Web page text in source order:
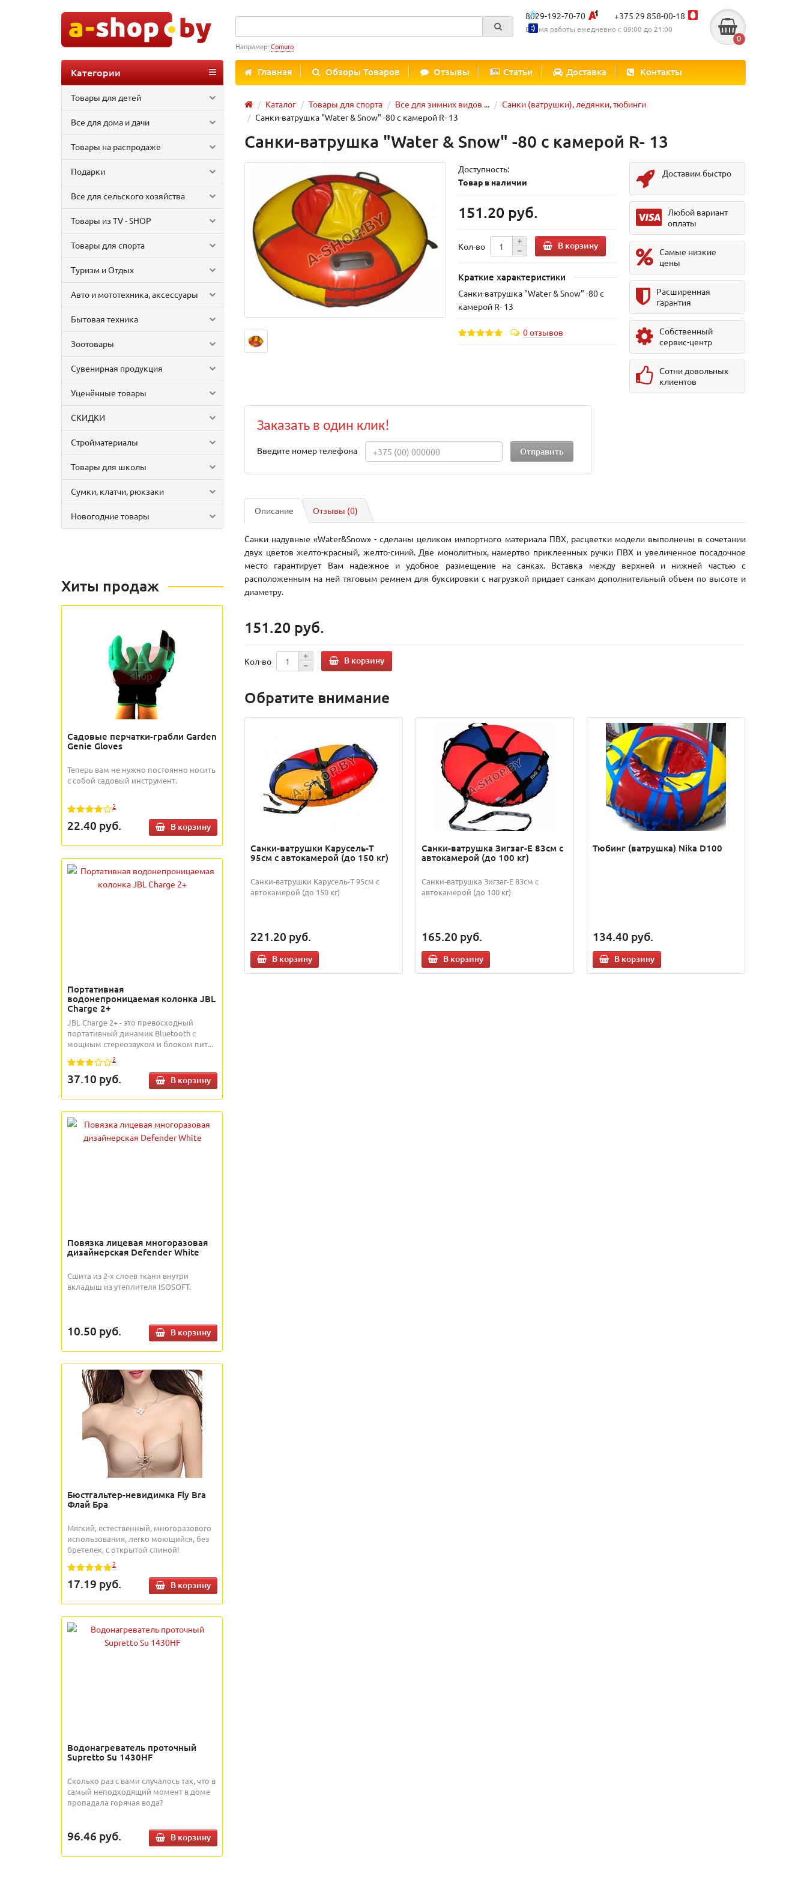
8029-192-70-70 +375 29 858-00-18
Время работы ежедневно с 09:00 до 21:00
0
Например: Comuro
Главная Обзоры Товаров Отзывы Статьи Доставка Контакты
Категории
Товары для детей
Все для дома и дачи
Товары на распродаже
Подарки
Все для сельского хозяйства
Товары из TV - SHOP
Товары для спорта
Туризм и Отдых
Авто и мототехника, аксессуары
Бытовая техника
Зоотовары
Сувенирная продукция
Уценённые товары
СКИДКИ
Стройматериалы
Товары для школы
Сумки, клатчи, рюкзаки
Новогодние товары
Каталог Товары для спорта Все для зимних видов ...
Санки (ватрушки), ледянки, тюбинги
Санки-ватрушка "Water & Snow" -80 с камерой R- 13
Хиты продаж
Садовые перчатки-грабли Garden
Genie Gloves
Теперь вам не нужно постоянно носить
с собой садовый инструмент.
2
22.40 руб. В корзину
Портативная
водонепроницаемая колонка JBL
Charge 2+
JBL Charge 2+ - это превосходный
портативный динамик Bluetooth с
мощным стереозвуком и блоком пит...
2
37.10 руб. В корзину
Повязка лицевая многоразовая
дизайнерская Defender White
Сшита из 2-х слоев ткани внутри
вкладыш из утеплителя ISOSOFT.
10.50 руб. В корзину
Бюстгальтер-невидимка Fly Bra
Флай Бра
Мягкий, естественный, многоразового
использования, легко моющийся, без
бретелек, с открытой спиной!
2
17.19 руб. В корзину
Водонагреватель проточный
Supretto Su 1430HF
Сколько раз с вами случалось так, что в
самый неподходящий момент в доме
пропадала горячая вода?
96.46 руб. В корзину
Санки-ватрушка "Water & Snow" -80 с камерой R- 13
Доступность:
Товар в наличии
151.20 руб.
Кол-во В корзину
Краткие характеристики
Санки-ватрушка "Water & Snow" -80 с
камерой R- 13
0 отзывов
Доставим быстро
Любой вариант
оплаты
Самые низкие
цены
Расширенная
гарантия
Собственный
сервис-центр
Сотни довольных
клиентов
Заказать в один клик!
Введите номер телефона
Описание Отзывы (0)
Санки надувные «Water&Snow» - сделаны целиком импортного материала ПВХ, расцветки модели выполнены в сочетании
двух цветов желто-красный, желто-синий. Две монолитных, намертво приклеенных ручки ПВХ и увеличенное посадочное
место гарантирует Вам надежное и удобное размещение на санках. Вставка между верхней и нижней частью с
расположенным на ней тяговым ремнем для буксировки с нагрузкой придает санкам дополнительный объем по высоте и
диаметру.
151.20 руб.
Кол-во В корзину
Обратите внимание
Санки-ватрушки Карусель-Т
95см с автокамерой (до 150 кг)
Санки-ватрушки Карусель-Т 95см с
автокамерой (до 150 кг)
221.20 руб.
В корзину
Санки-ватрушка Зигзаг-Е 83см с
автокамерой (до 100 кг)
Санки-ватрушка Зигзаг-Е 83см с
автокамерой (до 100 кг)
165.20 руб.
В корзину
Тюбинг (ватрушка) Nika D100
134.40 руб.
В корзину